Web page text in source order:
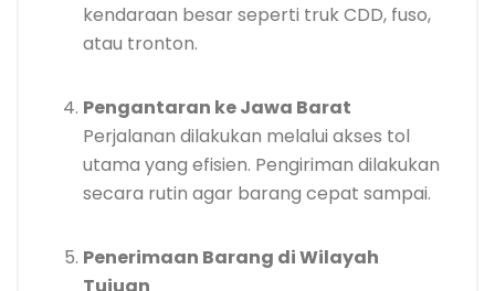
kendaraan besar seperti truk CDD, fuso,
atau tronton.
Pengantaran ke Jawa Barat
Perjalanan dilakukan melalui akses tol
utama yang efisien. Pengiriman dilakukan
secara rutin agar barang cepat sampai.
Penerimaan Barang di Wilayah
Tujuan